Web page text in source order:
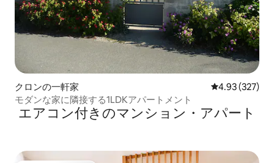
クロンの一軒家 レビュー327
4.93 (327)
モダンな家に隣接する1LDKアパートメント
エアコン付きのマンション・アパート